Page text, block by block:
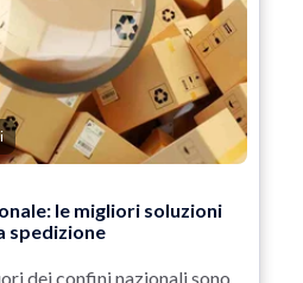
le migliori soluzioni
spedizione
dei confini nazionali sono